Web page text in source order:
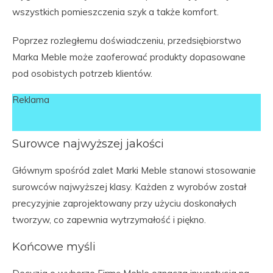
wszystkich pomieszczenia szyk a także komfort.
Poprzez rozległemu doświadczeniu, przedsiębiorstwo
Marka Meble może zaoferować produkty dopasowane
pod osobistych potrzeb klientów.
Reklama
Surowce najwyższej jakości
Głównym spośród zalet Marki Meble stanowi stosowanie
surowców najwyższej klasy. Każden z wyrobów został
precyzyjnie zaprojektowany przy użyciu doskonałych
tworzyw, co zapewnia wytrzymałość i piękno.
Końcowe myśli